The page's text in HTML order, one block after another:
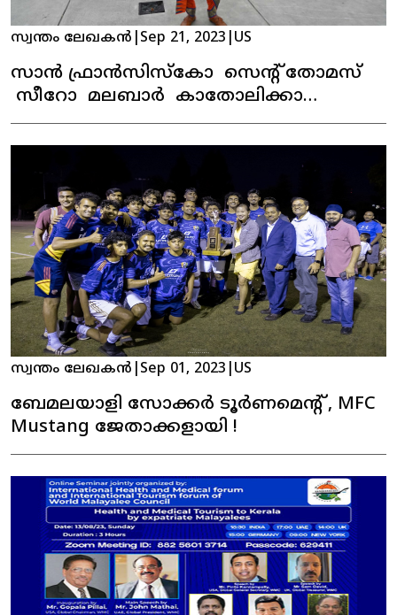
സ്വന്തം ലേഖകൻ Sep 21, 2023 US
സാൻ ഫ്രാൻസിസ്കോ സെന്റ് തോമസ്
സീറോ മലബാർ കാതോലിക്കാ
ഇടവകയുടെ ഓണാഘോഷം
കെങ്കേമമായി ആഘോഷിച്ചു.
സ്വന്തം ലേഖകൻ Sep 01, 2023 US
ബേമലയാളി സോക്കർ ടൂർണമെന്റ് , MFC
Mustang ജേതാക്കളായി !